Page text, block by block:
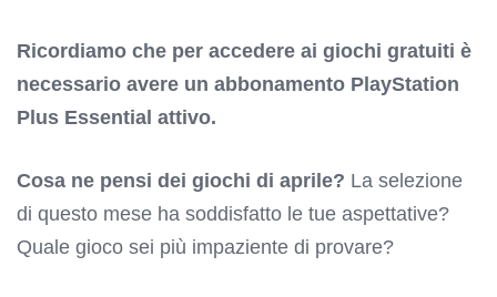
Ricordiamo che per accedere ai giochi gratuiti è
necessario avere un abbonamento PlayStation
Plus Essential attivo.
Cosa ne pensi dei giochi di aprile? La selezione
di questo mese ha soddisfatto le tue aspettative?
Quale gioco sei più impaziente di provare?